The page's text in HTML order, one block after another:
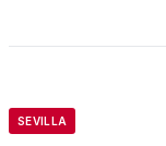
SEVILLA